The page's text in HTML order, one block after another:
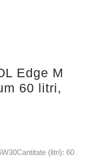
Edge M
60 litri,
(litri): 60